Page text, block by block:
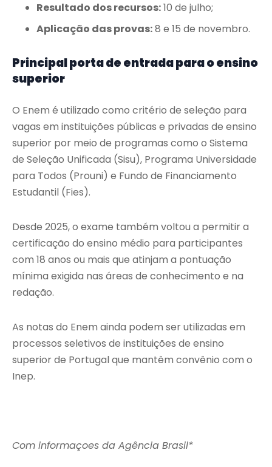
Resultado dos recursos:10 de julho;
Aplicação das provas:8 e 15 de novembro.
Principal porta de entrada para o ensino
superior
O Enem é utilizado como critério de seleção para
vagas em instituições públicas e privadas de ensino
superior por meio de programas como o Sistema
de Seleção Unificada (Sisu), Programa Universidade
para Todos (Prouni) e Fundo de Financiamento
Estudantil (Fies).
Desde 2025, o exame também voltou a permitir a
certificação do ensino médio para participantes
com 18 anos ou mais que atinjam a pontuação
mínima exigida nas áreas de conhecimento e na
redação.
As notas do Enem ainda podem ser utilizadas em
processos seletivos de instituições de ensino
superior de Portugal que mantêm convênio com o
Inep.
Com informaçoes da Agência Brasil*